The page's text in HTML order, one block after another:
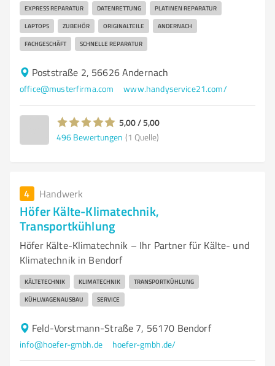
EXPRESS REPARATUR DATENRETTUNG PLATINEN REPARATUR
LAPTOPS ZUBEHÖR ORIGINALTEILE ANDERNACH
FACHGESCHÄFT SCHNELLE REPARATUR
Poststraße 2, 56626 Andernach
office@musterfirma.com www.handyservice21.com/
5,00 / 5,00
496 Bewertungen (1 Quelle)
4 Handwerk
Höfer Kälte-Klimatechnik,
Transportkühlung
Höfer Kälte-Klimatechnik – Ihr Partner für Kälte- und
Klimatechnik in Bendorf
KÄLTETECHNIK KLIMATECHNIK TRANSPORTKÜHLUNG
KÜHLWAGENAUSBAU SERVICE
Feld-Vorstmann-Straße 7, 56170 Bendorf
info@hoefer-gmbh.de hoefer-gmbh.de/